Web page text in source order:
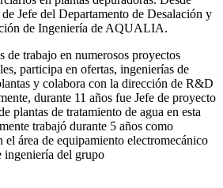
Jefe del Departamento de Desalación y
de Ingeniería de AQUALIA.
trabajo en numerosos proyectos
participa en ofertas, ingenierías de
y colabora con la dirección de R&D
durante 11 años fue Jefe de proyecto
plantas de tratamiento de agua en esta
trabajó durante 5 años como
el área de equipamiento electromecánico
ingeniería del grupo